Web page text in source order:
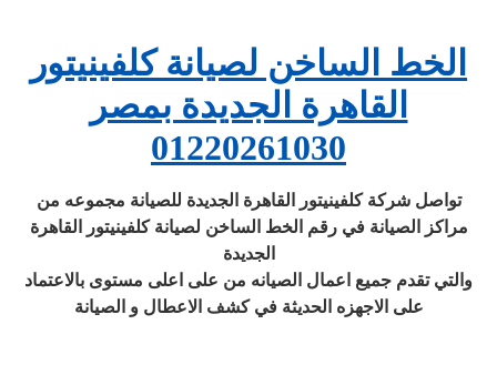
الخط الساخن لصيانة كلفينيتور
القاهرة الجديدة بمصر
01220261030
تواصل شركة كلفينيتور القاهرة الجديدة للصيانة مجموعه من
مراكز الصيانة في رقم الخط الساخن لصيانة كلفينيتور القاهرة
الجديدة
والتي تقدم جميع اعمال الصيانه من على اعلى مستوى بالاعتماد
على الاجهزه الحديثة في كشف الاعطال و الصيانة